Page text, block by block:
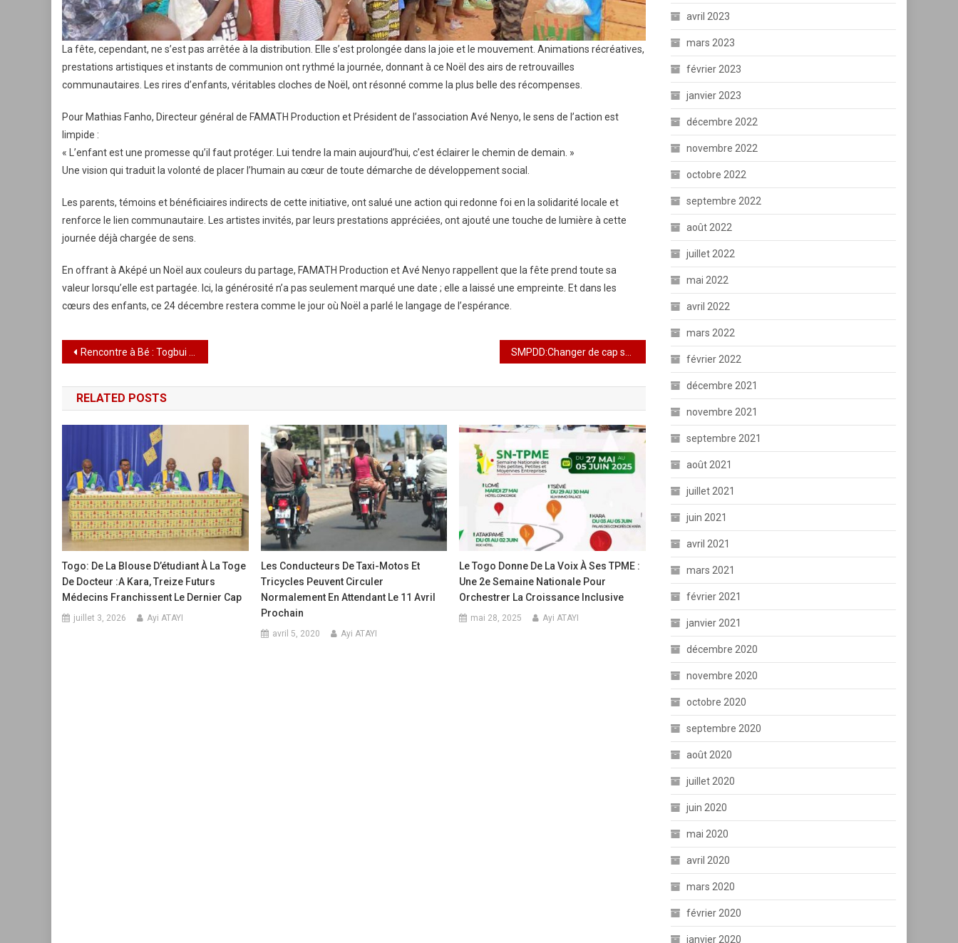
La fête, cependant, ne s’est pas arrêtée à la distribution. Elle s’est prolongée dans la joie et le mouvement. Animations récréatives,
prestations artistiques et instants de communion ont rythmé la journée, donnant à ce Noël des airs de retrouvailles
communautaires. Les rires d’enfants, véritables cloches de Noël, ont résonné comme la plus belle des récompenses.
Pour Mathias Fanho, Directeur général de FAMATH Production et Président de l’association Avé Nenyo, le sens de l’action est
limpide :
« L’enfant est une promesse qu’il faut protéger. Lui tendre la main aujourd’hui, c’est éclairer le chemin de demain. »
Une vision qui traduit la volonté de placer l’humain au cœur de toute démarche de développement social.
Les parents, témoins et bénéficiaires indirects de cette initiative, ont salué une action qui redonne foi en la solidarité locale et
renforce le lien communautaire. Les artistes invités, par leurs prestations appréciées, ont ajouté une touche de lumière à cette
journée déjà chargée de sens.
En offrant à Aképé un Noël aux couleurs du partage, FAMATH Production et Avé Nenyo rappellent que la fête prend toute sa
valeur lorsqu’elle est partagée. Ici, la générosité n’a pas seulement marqué une date ; elle a laissé une empreinte. Et dans les
cœurs des enfants, ce 24 décembre restera comme le jour où Noël a parlé le langage de l’espérance.
Navigation
de
l’article
Rencontre à Bé : Togbui Adéla Aklassou IV échange avec la délégation UNIR Golfe 1
RELATED POSTS
Togo: De La Blouse D’étudiant À La Toge
De Docteur :A Kara, Treize Futurs
Médecins Franchissent Le Dernier Cap
juillet 3, 2026 Ayi ATAYI
Les Conducteurs De Taxi-Motos Et
Tricycles Peuvent Circuler
Normalement En Attendant Le 11 Avril
Prochain
avril 5, 2020 Ayi ATAYI
Le Togo Donne De La Voix À Ses TPME :
Une 2e Semaine Nationale Pour
Orchestrer La Croissance Inclusive
mai 28, 2025 Ayi ATAYI
avril 2023
mars 2023
février 2023
janvier 2023
décembre 2022
novembre 2022
octobre 2022
septembre 2022
août 2022
juillet 2022
mai 2022
avril 2022
mars 2022
février 2022
décembre 2021
novembre 2021
septembre 2021
août 2021
juillet 2021
juin 2021
avril 2021
mars 2021
février 2021
janvier 2021
décembre 2020
novembre 2020
octobre 2020
septembre 2020
août 2020
juillet 2020
juin 2020
mai 2020
avril 2020
mars 2020
février 2020
janvier 2020